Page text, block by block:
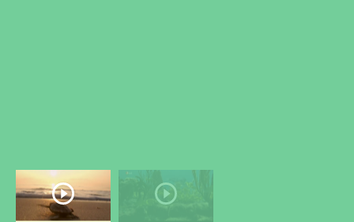
Kits de film
Login